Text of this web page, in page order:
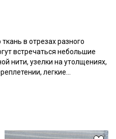
в отрезах разного
встречаться небольшие
нити, узелки на утолщениях,
легкие
до 5см от кромки,
согласования. В
указывать необходимый